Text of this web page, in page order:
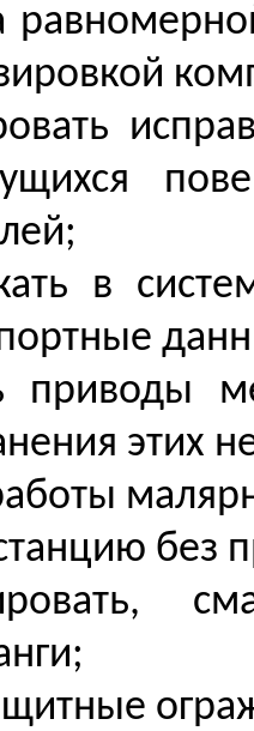
в
приводы
этих
без